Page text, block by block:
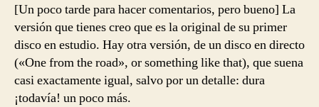
[Un poco tarde para hacer comentarios, pero bueno] La
versión que tienes creo que es la original de su primer
disco en estudio. Hay otra versión, de un disco en directo
(«One from the road», or something like that), que suena
casi exactamente igual, salvo por un detalle: dura
¡todavía! un poco más.